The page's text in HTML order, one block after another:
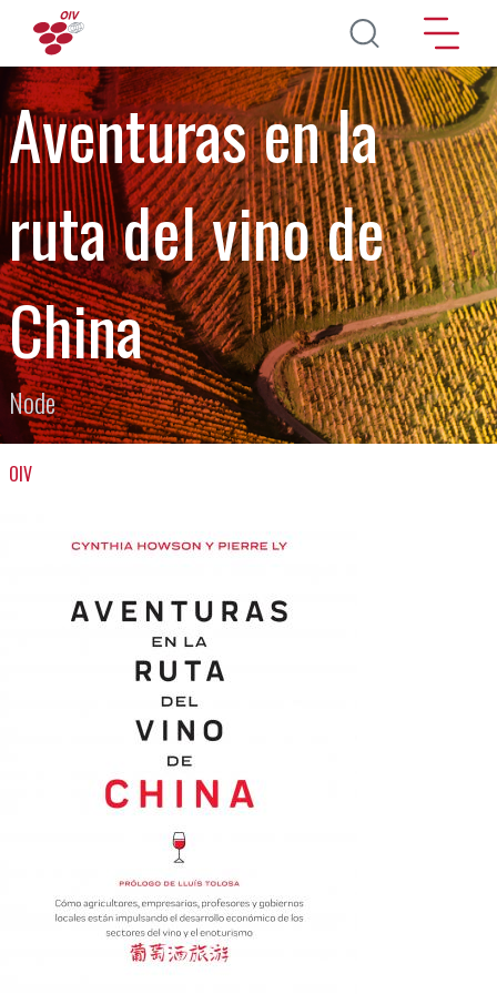
Skip to main content
Aventuras en la
ruta del vino de
China
Node
OIV